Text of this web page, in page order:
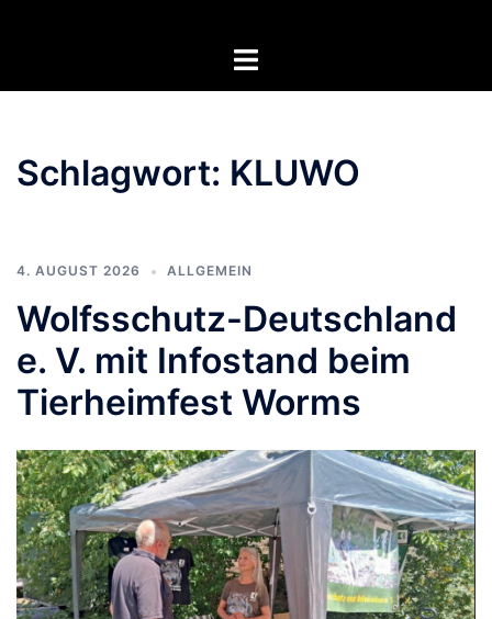
Menü
Schlagwort: KLUWO
4. AUGUST 2026 ALLGEMEIN
Wolfsschutz-Deutschland
e. V. mit Infostand beim
Tierheimfest Worms